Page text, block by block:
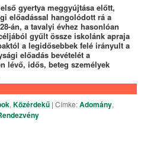
gyertya meggyújtása előtt,
előadással hangolódott rá a
án, a tavalyi évhez hasonlóan
gyűlt össze iskolánk apraja
a legidősebbek felé irányult a
előadás bevételét a
lévő, idős, beteg személyek
,Közérdekű |Címke:Adomány,